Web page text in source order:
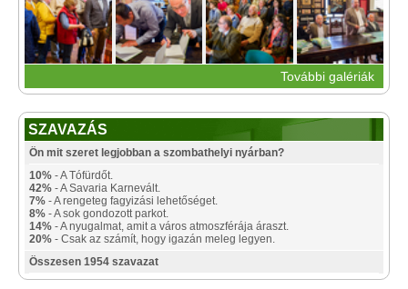
További galériák
SZAVAZÁS
Ön mit szeret legjobban a szombathelyi nyárban?
10% - A Tófürdőt.
42% - A Savaria Karnevált.
7% - A rengeteg fagyizási lehetőséget.
8% - A sok gondozott parkot.
14% - A nyugalmat, amit a város atmoszférája áraszt.
20% - Csak az számít, hogy igazán meleg legyen.
Összesen 1954 szavazat